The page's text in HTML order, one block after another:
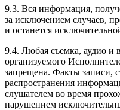
9.3. Вся информация,
за исключением случаев,
и останется
9.4. Любая съемка, аудио и
организуемого
запрещена. Факты записи,
распространения
слушателем во время
нарушением